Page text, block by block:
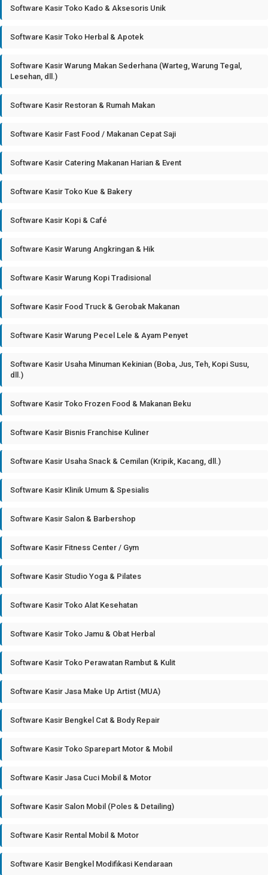
Software Kasir Toko Kado & Aksesoris Unik
Software Kasir Toko Herbal & Apotek
Software Kasir Warung Makan Sederhana (Warteg, Warung Tegal,
Lesehan, dll.)
Software Kasir Restoran & Rumah Makan
Software Kasir Fast Food / Makanan Cepat Saji
Software Kasir Catering Makanan Harian & Event
Software Kasir Toko Kue & Bakery
Software Kasir Kopi & Café
Software Kasir Warung Angkringan & Hik
Software Kasir Warung Kopi Tradisional
Software Kasir Food Truck & Gerobak Makanan
Software Kasir Warung Pecel Lele & Ayam Penyet
Software Kasir Usaha Minuman Kekinian (Boba, Jus, Teh, Kopi Susu,
dll.)
Software Kasir Toko Frozen Food & Makanan Beku
Software Kasir Bisnis Franchise Kuliner
Software Kasir Usaha Snack & Cemilan (Kripik, Kacang, dll.)
Software Kasir Klinik Umum & Spesialis
Software Kasir Salon & Barbershop
Software Kasir Fitness Center / Gym
Software Kasir Studio Yoga & Pilates
Software Kasir Toko Alat Kesehatan
Software Kasir Toko Jamu & Obat Herbal
Software Kasir Toko Perawatan Rambut & Kulit
Software Kasir Jasa Make Up Artist (MUA)
Software Kasir Bengkel Cat & Body Repair
Software Kasir Toko Sparepart Motor & Mobil
Software Kasir Jasa Cuci Mobil & Motor
Software Kasir Salon Mobil (Poles & Detailing)
Software Kasir Rental Mobil & Motor
Software Kasir Bengkel Modifikasi Kendaraan